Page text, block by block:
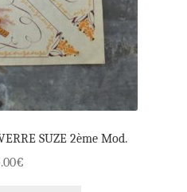
SUZE 2ème Mod.
€